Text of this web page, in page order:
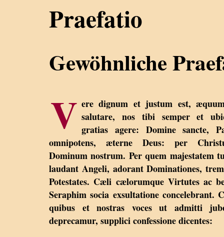
Praefatio
Gewöhnliche
V ere dignum et justum est,
salutare, nos tibi semper et
gratias agere: Domine sancte,
omnipotens, æterne Deus: per
Dominum nostrum. Per quem majestatem
laudant Angeli, adorant Dominationes,
Potestates. Cæli cælorumque Virtutes ac
Seraphim socia exsultatione concelebrant.
quibus et nostras voces ut admitti
deprecamur, supplici confessione dicentes: